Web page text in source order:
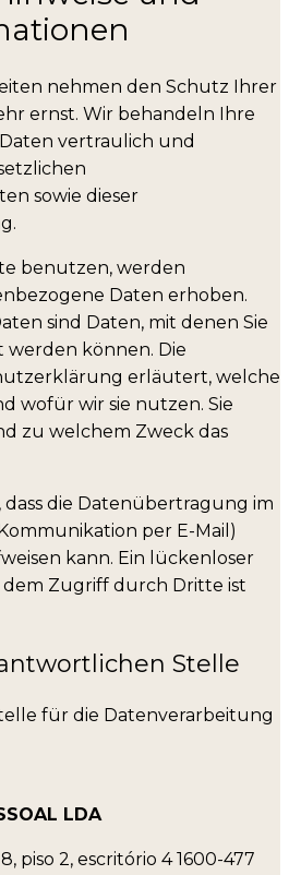
nehmen den Schutz Ihrer
ernst. Wir behandeln Ihre
vertraulich und
sowie dieser
benutzen, werden
Daten erhoben.
sind Daten, mit denen Sie
werden können. Die
erläutert, welche
wofür wir sie nutzen. Sie
zu welchem Zweck das
dass die Datenübertragung im
per E-Mail)
kann. Ein lückenloser
Zugriff durch Dritte ist
Stelle
für die Datenverarbeitung
LDA
piso 2, escritório 4 1600-477